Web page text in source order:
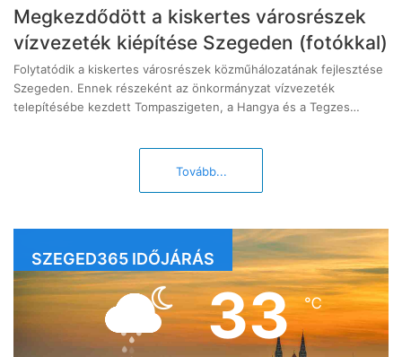
Megkezdődött a kiskertes városrészek
vízvezeték kiépítése Szegeden (fotókkal)
Folytatódik a kiskertes városrészek közműhálozatának fejlesztése
Szegeden. Ennek részeként az önkormányzat vízvezeték
telepítésébe kezdett Tompaszigeten, a Hangya és a Tegzes…
Tovább...
SZEGED365 IDŐJÁRÁS
33℃